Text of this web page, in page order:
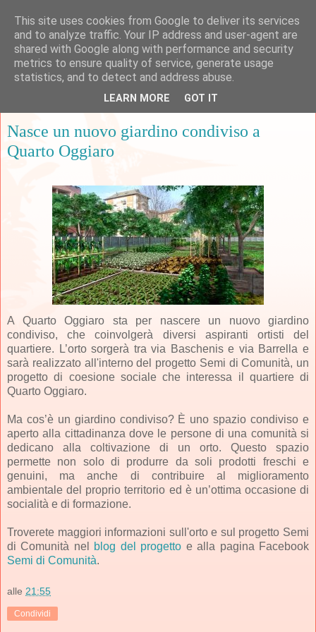
Nasce un nuovo giardino condiviso a
Quarto Oggiaro
A Quarto Oggiaro sta per nascere un nuovo giardino
condiviso, che coinvolgerà diversi aspiranti ortisti del
quartiere. L’orto sorgerà tra via Baschenis e via Barrella e
sarà realizzato all'interno del progetto Semi di Comunità, un
progetto di coesione sociale che interessa il quartiere di
Quarto Oggiaro.
Ma cos’è un giardino condiviso? È uno spazio condiviso e
aperto alla cittadinanza dove le persone di una comunità si
dedicano alla coltivazione di un orto. Questo spazio
permette non solo di produrre da soli prodotti freschi e
genuini, ma anche di contribuire al miglioramento
ambientale del proprio territorio ed è un’ottima occasione di
socialità e di formazione.
Troverete maggiori informazioni sull'orto e sul progetto Semi
di Comunità nel blog del progetto e alla pagina Facebook
Semi di Comunità.
alle 21:55
Condividi
This site uses cookies from Google to deliver its services
and to analyze traffic. Your IP address and user-agent are
shared with Google along with performance and security
metrics to ensure quality of service, generate usage
statistics, and to detect and address abuse.
LEARN MORE GOT IT